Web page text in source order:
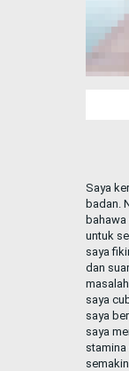
Saya
badan.
untuk
saya
dan
saya
saya
saya
stamina